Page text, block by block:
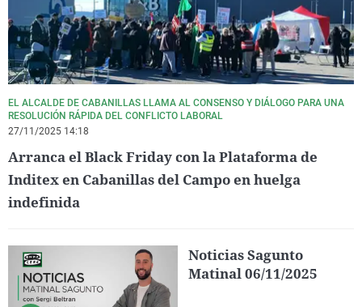
EL ALCALDE DE CABANILLAS LLAMA AL CONSENSO Y DIÁLOGO PARA UNA
RESOLUCIÓN RÁPIDA DEL CONFLICTO LABORAL
27/11/2025 14:18
Arranca el Black Friday con la Plataforma de
Inditex en Cabanillas del Campo en huelga
indefinida
Noticias Sagunto
Matinal 06/11/2025